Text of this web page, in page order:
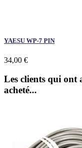
YAESU WP-7 PIN
34,00 €
Les clients qui ont
acheté...